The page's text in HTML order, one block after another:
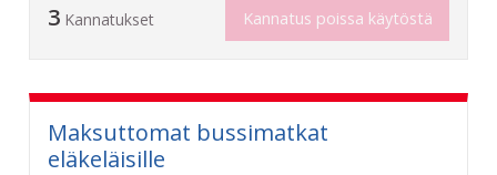
3 Kannatukset Kannatus poissa käytöstä
Maksuttomat bussimatkat
eläkeläisille